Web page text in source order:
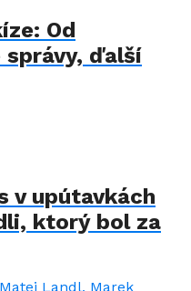
Od
ďalší
v upútavkách
ktorý bol za